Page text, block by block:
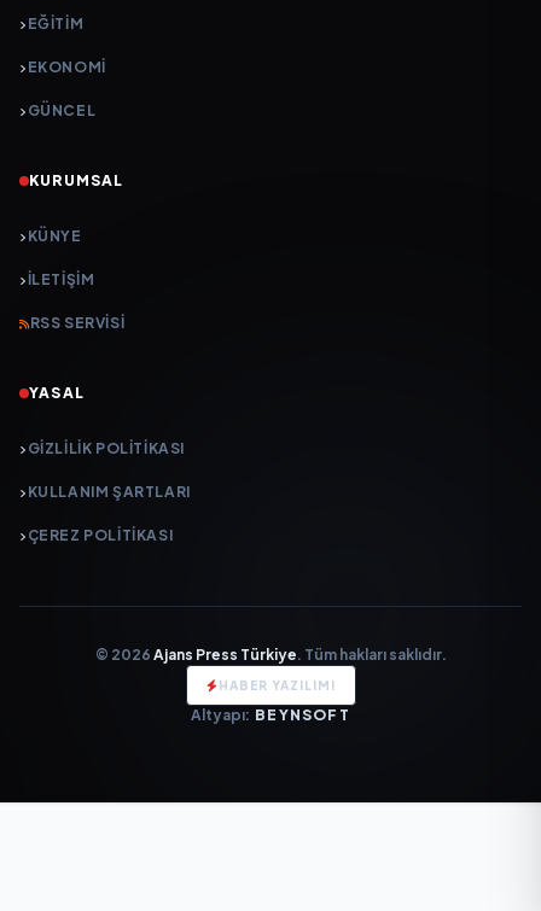
EĞİTİM
EKONOMİ
GÜNCEL
KURUMSAL
KÜNYE
İLETIŞIM
RSS SERVISI
YASAL
GIZLILIK POLITIKASI
KULLANIM ŞARTLARI
ÇEREZ POLITIKASI
© 2026 Ajans Press Türkiye. Tüm hakları saklıdır.
HABER YAZILIMI
Altyapı: BEYNSOFT